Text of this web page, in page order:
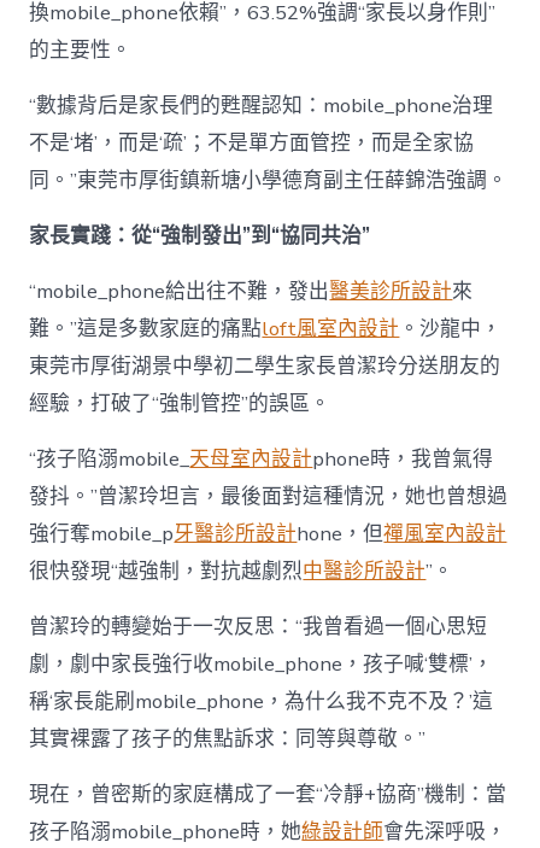
換mobile_phone依賴”，63.52%強調“家長以身作則”
的主要性。
“數據背后是家長們的甦醒認知：mobile_phone治理
不是‘堵’，而是‘疏’；不是單方面管控，而是全家協
同。”東莞市厚街鎮新塘小學德育副主任薛錦浩強調。
家長實踐：從“強制發出”到“協同共治”
“mobile_phone給出往不難，發出醫美診所設計來
難。”這是多數家庭的痛點loft風室內設計 。沙龍中，
東莞市厚街湖景中學初二學生家長曾潔玲分送朋友的
經驗，打破了“強制管控”的誤區。
“孩子陷溺mobile_天母室內設計phone時，我曾氣得
發抖。”曾潔玲坦言，最後面對這種情況，她也曾想過
強行奪mobile_p牙醫診所設計hone，但禪風室內設計
很快發現“越強制，對抗越劇烈中醫診所設計”。
曾潔玲的轉變始于一次反思：“我曾看過一個心思短
劇，劇中家長強行收mobile_phone，孩子喊‘雙標’，
稱‘家長能刷mobile_phone，為什么我不克不及？’這
其實裸露了孩子的焦點訴求：同等與尊敬。”
現在，曾密斯的家庭構成了一套“冷靜+協商”機制：當
孩子陷溺mobile_phone時，她綠設計師會先深呼吸，